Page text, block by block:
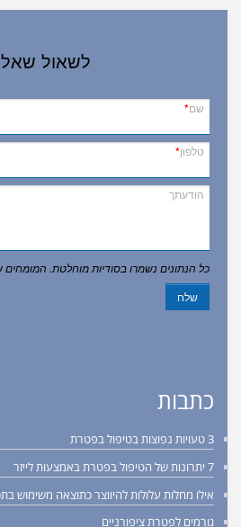
לשאול
שם*
טלפון*
הודעתך
כל הנתונים נשמרו בסודיות מוחלטת. המומחים
שלח
כתבות
3 טעויות נפוצות בטיפול בפטרת
7 יתרונות של הטיפול בפטרת באמצעות לייזר
אילו מחלות עלולות להיווצר כתוצאה משימוש
גורמים לפטרת ציפורניים